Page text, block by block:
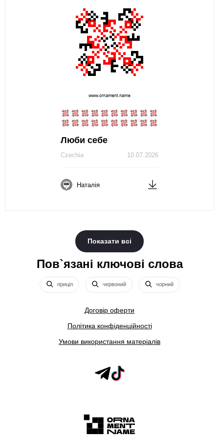
Люби себе
10.07.2026
Czechia
Наталія
Показати всі
Пов`язані ключові слова
приціл червоний чорний
Договір оферти
Політика конфіденційності
Умови використання матеріалів